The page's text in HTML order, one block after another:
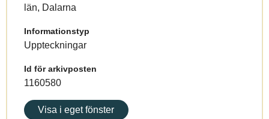
län, Dalarna
Informationstyp
Uppteckningar
Id för arkivposten
1160580
Visa i eget fönster